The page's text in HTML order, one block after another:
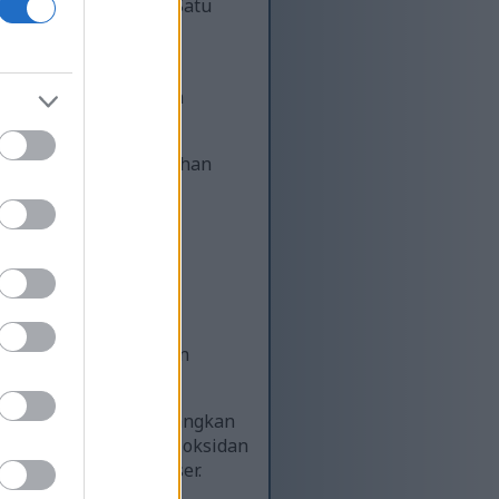
baik diet anda. Satu
gram lemak,
seperti mangan dan
atau tambahan
flavonoid dan
mengurangkan
ia boleh mengurangkan
juga merupakan antioksidan
jantung dan kanser.